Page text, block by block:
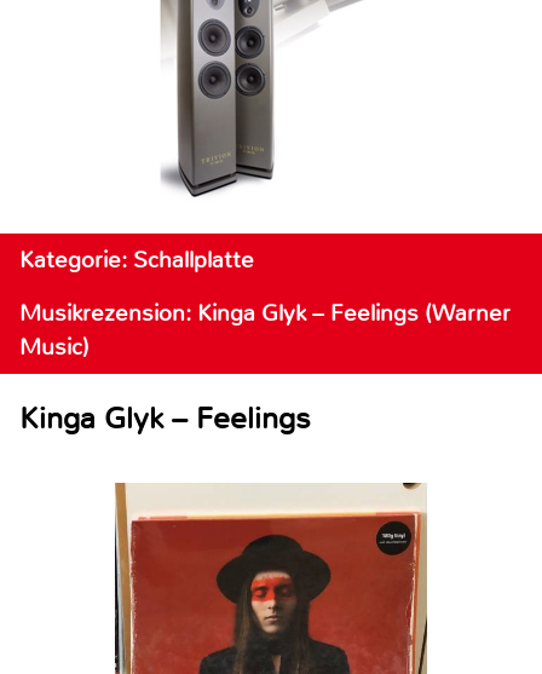
Kategorie: Schallplatte
Musikrezension: Kinga Glyk – Feelings (Warner
Music)
Kinga Glyk – Feelings